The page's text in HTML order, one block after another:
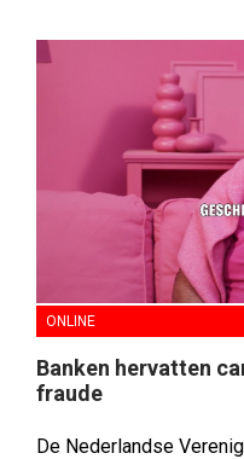
ONLINE
Banken hervatten
fraude
De Nederlandse